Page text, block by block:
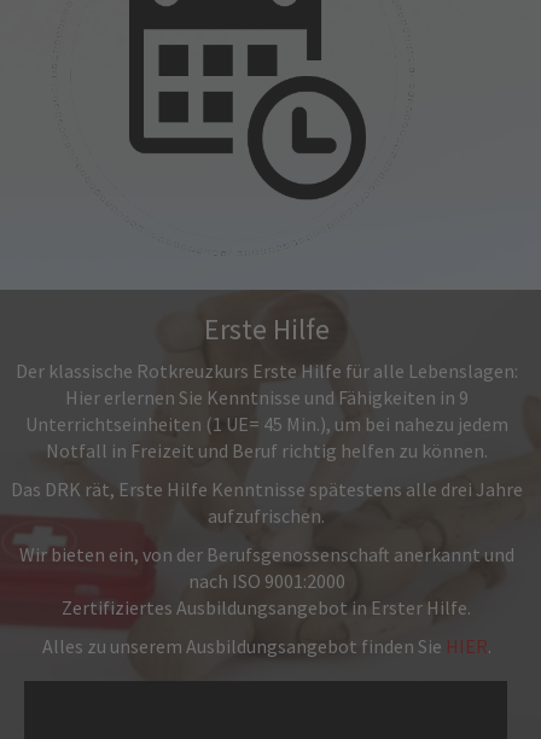
Erste Hilfe
Der klassische Rotkreuzkurs Erste Hilfe für alle Lebenslagen:
Hier erlernen Sie Kenntnisse und Fähigkeiten in 9
Unterrichtseinheiten (1 UE= 45 Min.), um bei nahezu jedem
Notfall in Freizeit und Beruf richtig helfen zu können.
Das DRK rät, Erste Hilfe Kenntnisse spätestens alle drei Jahre
aufzufrischen.
Wir bieten ein, von der Berufsgenossenschaft anerkannt und
nach ISO 9001:2000
Zertifiziertes Ausbildungsangebot in Erster Hilfe.
Alles zu unserem Ausbildungsangebot finden Sie HIER.